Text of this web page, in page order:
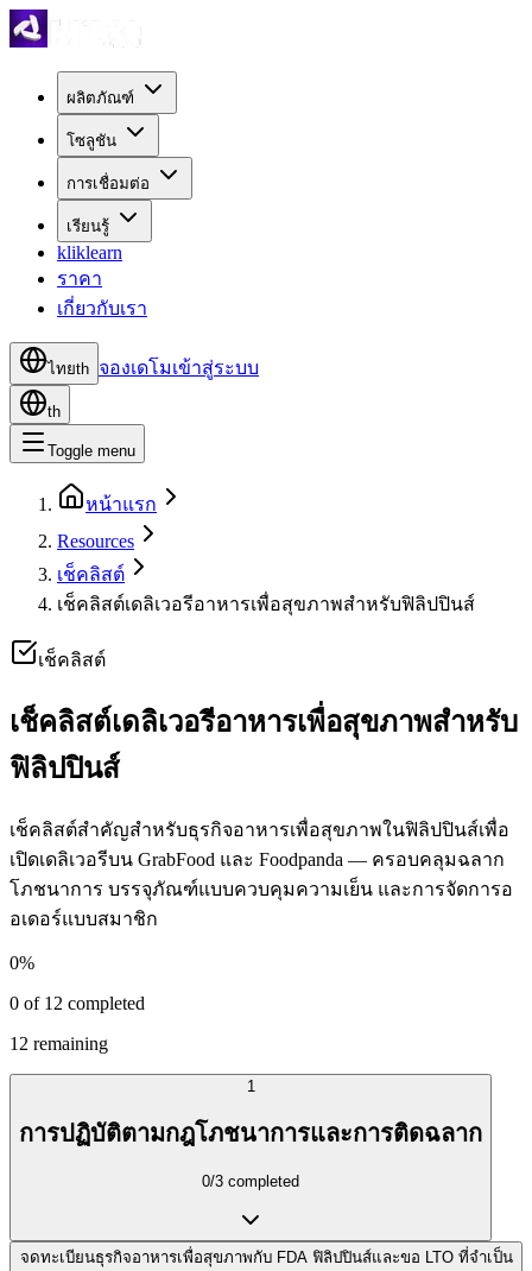
ผลิตภัณฑ์
โซลูชัน
การเชื่อมต่อ
เรียนรู้
kliklearn
ราคา
เกี่ยวกับเรา
ไทยth จองเดโมเข้าสู่ระบบ
th
Toggle menu
หน้าแรก
Resources
เช็คลิสต์
เช็คลิสต์เดลิเวอรีอาหารเพื่อสุขภาพสำหรับฟิลิปปินส์
เช็คลิสต์
เช็คลิสต์เดลิเวอรีอาหารเพื่อสุขภาพสำหรับ
ฟิลิปปินส์
เช็คลิสต์สำคัญสำหรับธุรกิจอาหารเพื่อสุขภาพในฟิลิปปินส์เพื่อ
เปิดเดลิเวอรีบน GrabFood และ Foodpanda — ครอบคลุมฉลาก
โภชนาการ บรรจุภัณฑ์แบบควบคุมความเย็น และการจัดการอ
อเดอร์แบบสมาชิก
0%
0 of 12 completed
12 remaining
1
การปฏิบัติตามกฎโภชนาการและการติดฉลาก
0/3 completed
จดทะเบียนธุรกิจอาหารเพื่อสุขภาพกับ FDA ฟิลิปปินส์และขอ LTO ที่จำเป็น